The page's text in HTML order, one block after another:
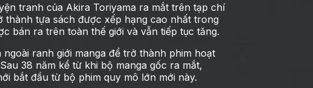
tranh của Akira Toriyama ra mắt trên tạp chí
thành tựa sách được xếp hạng cao nhất trong
bán ra trên toàn thế giới và vẫn tiếp tục tăng.
ranh giới manga để trở thành phim hoạt
38 năm kể từ khi bộ manga gốc ra mắt,
bắt đầu từ bộ phim quy mô lớn mới này.